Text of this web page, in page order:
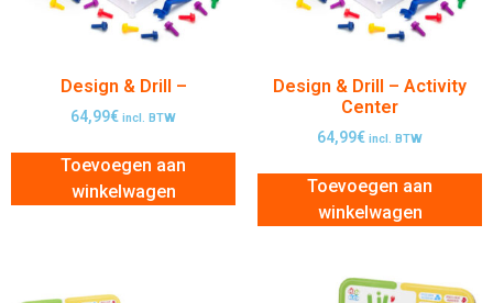
Design & Drill –
64,99€ incl. BTW
Toevoegen aan
winkelwagen
Design & Drill – Activity
Center
64,99€ incl. BTW
Toevoegen aan
winkelwagen